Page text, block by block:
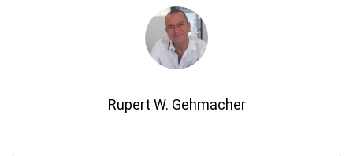
Rupert W. Gehmacher